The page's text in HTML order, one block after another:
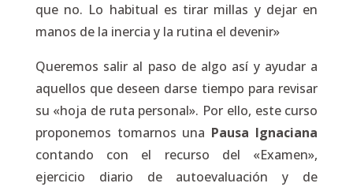
que no. Lo habitual es tirar millas y dejar en
manos de la inercia y la rutina el devenir»
Queremos salir al paso de algo así y ayudar a
aquellos que deseen darse tiempo para revisar
su «hoja de ruta personal». Por ello, este curso
proponemos tomarnos una Pausa Ignaciana
contando con el recurso del «Examen»,
ejercicio diario de autoevaluación y de